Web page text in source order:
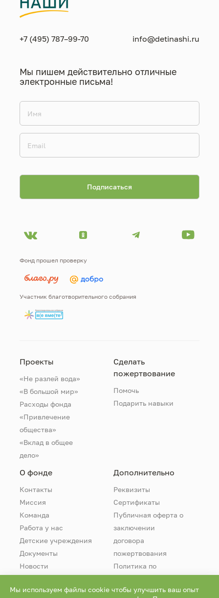
+7 (495) 787–99-70 info@detinashi.ru
Мы пишем действительно отличные
электронные письма!
Фонд прошел проверку
Участник благотворительного собрания
Проекты
«Не разлей вода»
«В большой мир»
Расходы фонда
«Привлечение
общества»
«Вклад в общее
дело»
Сделать
пожертвование
Помочь
Подарить навыки
О фонде
Контакты
Миссия
Команда
Работа у нас
Детские учреждения
Документы
Новости
Дополнительно
Реквизиты
Сертификаты
Публичная оферта о
заключении
договора
пожертвования
Политика по
персональных
Мы используем файлы cookie чтобы улучшить ваш опыт